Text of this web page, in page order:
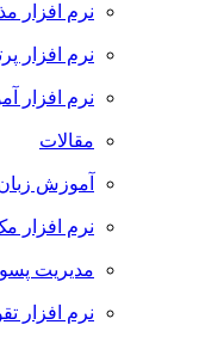
نرم افزار مذهبی
نرم افزار پرتابل
نرم افزار آموزشی
مقالات
آموزش زبان
نرم افزار مک
مدیریت پسورد
نرم افزار تقویم